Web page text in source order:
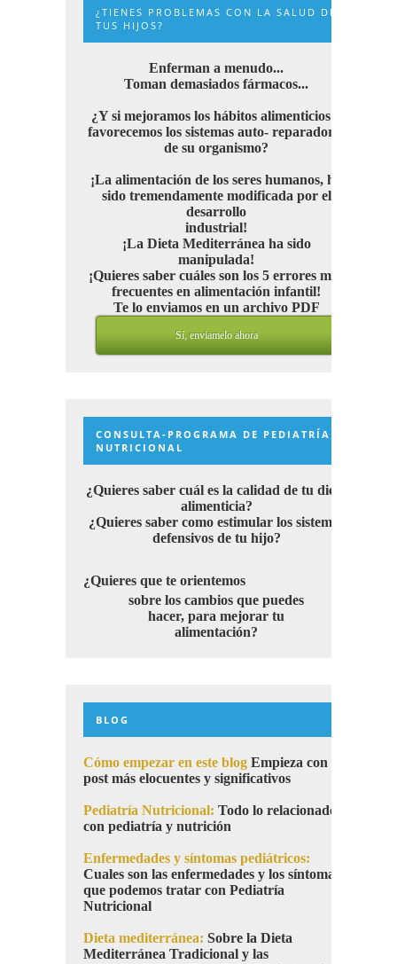
¿TIENES PROBLEMAS CON LA SALUD DE
TUS HIJOS?
Enferman a menudo...
Toman demasiados fármacos...
¿Y si mejoramos los hábitos alimenticios y
favorecemos los sistemas auto- reparadores
de su organismo?
¡La alimentación de los seres humanos, ha
sido tremendamente modificada por el
desarrollo
industrial!
¡La Dieta Mediterránea ha sido
manipulada!
¡Quieres saber cuáles son los 5 errores más
frecuentes en alimentación infantil!
Te lo enviamos en un archivo PDF
Sí, enviamelo ahora
CONSULTA-PROGRAMA DE PEDIATRÍA
NUTRICIONAL
¿Quieres saber cuál es la calidad de tu dieta
alimenticia?
¿Quieres saber como estimular los sistemas
defensivos de tu hijo?
¿Quieres que te orientemos
sobre los cambios que puedes
hacer, para mejorar tu
alimentación?
BLOG
Cómo empezar en este blog Empieza con los
post más elocuentes y significativos
Pediatría Nutricional: Todo lo relacionado
con pediatría y nutrición
Enfermedades y síntomas pediátricos:
Cuales son las enfermedades y los síntomas
que podemos tratar con Pediatría
Nutricional
Dieta mediterránea: Sobre la Dieta
Mediterránea Tradicional y las